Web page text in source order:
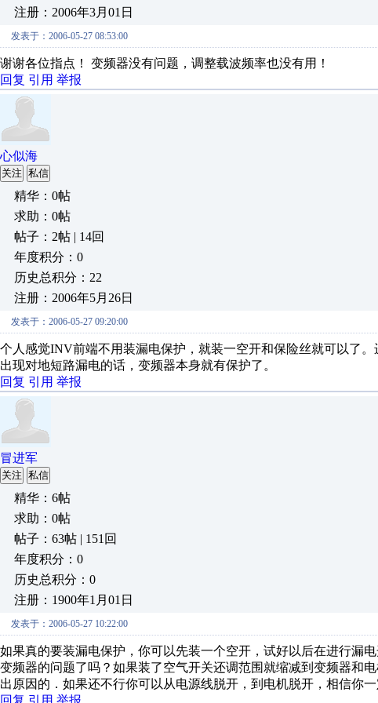
注册：2006年3月01日
发表于：2006-05-27 08:53:00
谢谢各位指点！ 变频器没有问题，调整载波频率也没有用！
回复 引用 举报
心似海
关注 私信
精华：0帖
求助：0帖
帖子：2帖 | 14回
年度积分：0
历史总积分：22
注册：2006年5月26日
发表于：2006-05-27 09:20:00
个人感觉INV前端不用装漏电保护，就装一空开和保险丝就可以了
出现对地短路漏电的话，变频器本身就有保护了。
回复 引用 举报
冒进军
关注 私信
精华：6帖
求助：0帖
帖子：63帖 | 151回
年度积分：0
历史总积分：0
注册：1900年1月01日
发表于：2006-05-27 10:22:00
如果真的要装漏电保护，你可以先装一个空开，试好以后在进行漏
变频器的问题了吗？如果装了空气开关还调范围就缩减到变频器和
出原因的．如果还不行你可以从电源线脱开，到电机脱开，相信你
回复 引用 举报